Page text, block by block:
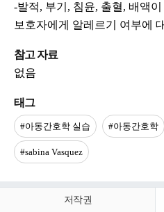
-발적, 부기, 침윤, 출혈, 배액
보호자에게 알레르기 여부에
참고 자료
없음
태그
#아동간호학 실습 #아동간호학
#sabina Vasquez
저작권